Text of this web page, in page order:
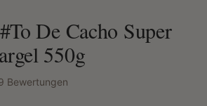
De Cacho Super
550g
Bewertungen